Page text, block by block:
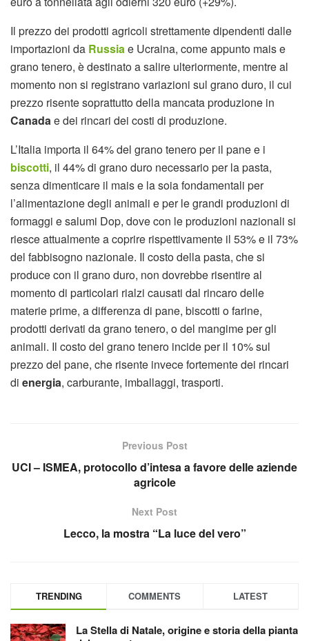
Il prezzo dei prodotti agricoli strettamente dipendenti dalle
importazioni da Russiae Ucraina, come appunto mais e
grano tenero, è destinato a salire ulteriormente, mentre al
momento non si registrano variazioni sul grano duro, il cui
prezzo risente soprattutto della mancata produzione in
Canadae dei rincari dei costi di produzione.
L’Italia importa il 64% del grano tenero per il pane e i
biscotti, il 44% di grano duro necessario per la pasta,
senza dimenticare il mais e la soia fondamentali per
l’alimentazione degli animali e per le grandi produzioni di
formaggi e salumi Dop, dove con le produzioni nazionali si
riesce attualmente a coprire rispettivamente il 53% e il 73%
del fabbisogno nazionale. Il costo della pasta, che si
produce con il grano duro, non dovrebbe risentire al
momento di particolari rialzi causati dal rincaro delle
materie prime, a differenza di pane, biscotti o farine,
prodotti derivati da grano tenero, o del mangime per gli
animali. Il costo del grano tenero incide per il 10% sul
prezzo del pane, che risente invece fortemente dei rincari
di energia, carburante, imballaggi, trasporti.
Previous Post
UCI – ISMEA, protocollo d’intesa a favore delle aziende
agricole
Next Post
Lecco, la mostra “La luce del vero”
TRENDING COMMENTS LATEST
La Stella di Natale, origine e storia della pianta